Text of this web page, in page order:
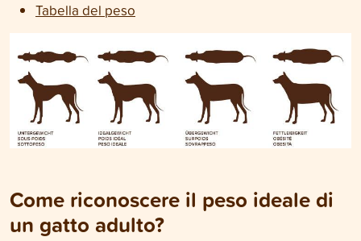
Tabella del peso
Come riconoscere il peso ideale di
un gatto adulto?